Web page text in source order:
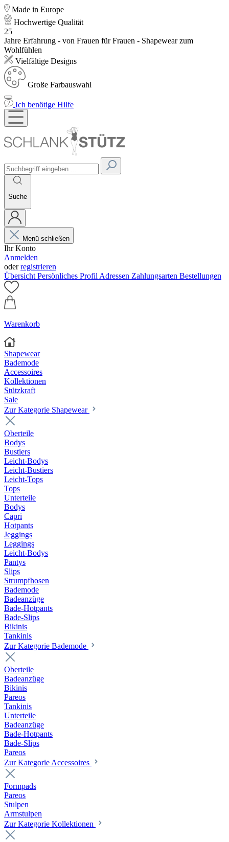
Made in Europe
Hochwertige Qualität
25
Jahre Erfahrung - von Frauen für Frauen - Shapewear zum
Wohlfühlen
Vielfältige Designs
Große Farbauswahl
Ich benötige Hilfe
Suche
Menü schließen
Ihr Konto
Anmelden
oderregistrieren
Übersicht Persönliches Profil Adressen Zahlungsarten Bestellungen
Warenkorb
Shapewear
Bademode
Accessoires
Kollektionen
Stützkraft
Sale
Zur Kategorie Shapewear
Oberteile
Bodys
Bustiers
Leicht-Bodys
Leicht-Bustiers
Leicht-Tops
Tops
Unterteile
Bodys
Capri
Hotpants
Jeggings
Leggings
Leicht-Bodys
Pantys
Slips
Strumpfhosen
Bademode
Badeanzüge
Bade-Hotpants
Bade-Slips
Bikinis
Tankinis
Zur Kategorie Bademode
Oberteile
Badeanzüge
Bikinis
Pareos
Tankinis
Unterteile
Badeanzüge
Bade-Hotpants
Bade-Slips
Pareos
Zur Kategorie Accessoires
Formpads
Pareos
Stulpen
Armstulpen
Zur Kategorie Kollektionen